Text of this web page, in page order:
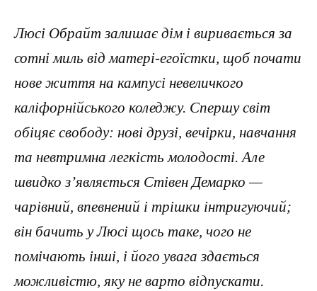
Люсі Обрайт залишає дім і виривається за
сотні миль від матері-егоїстки, щоб почати
нове життя на кампусі невеличкого
каліфорнійського коледжу. Спершу світ
обіцяє свободу: нові друзі, вечірки, навчання
та невтримна легкість молодості. Але
швидко з’являється Стівен Демарко —
чарівний, впевнений і трішки інтригуючий;
він бачить у Люсі щось таке, чого не
помічають інші, і його увага здається
можливістю, яку не варто відпускати.